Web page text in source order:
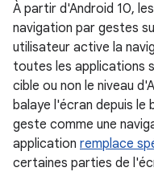
À partir d'Android 10,
navigation par gestes
utilisateur active la
toutes les applications
cible ou non le niveau
balaye l'écran depuis
geste comme une
application remplace
certaines parties de